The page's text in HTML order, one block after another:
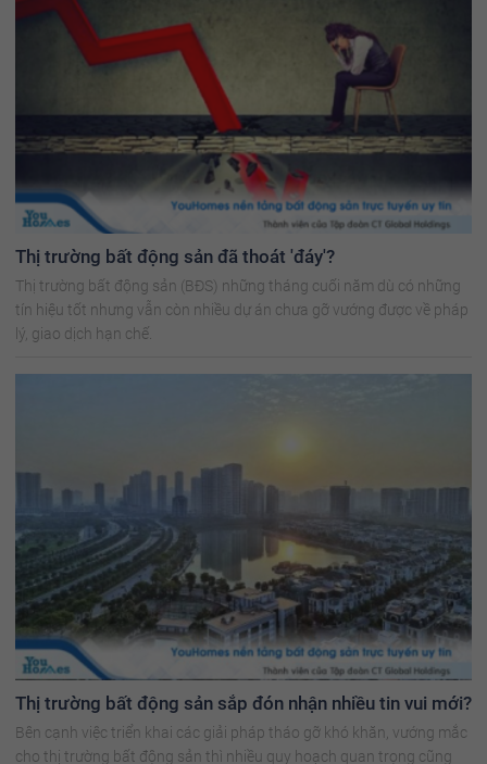
Thị trường bất động sản đã thoát 'đáy'?
Thị trường bất động sản (BĐS) những tháng cuối năm dù có những
tín hiệu tốt nhưng vẫn còn nhiều dự án chưa gỡ vướng được về pháp
lý, giao dịch hạn chế.
Thị trường bất động sản sắp đón nhận nhiều tin vui mới?
Bên cạnh việc triển khai các giải pháp tháo gỡ khó khăn, vướng mắc
cho thị trường bất động sản thì nhiều quy hoạch quan trọng cũng